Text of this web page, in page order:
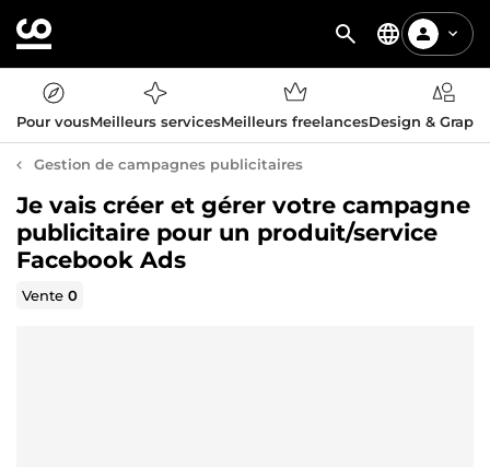
Pour vousMeilleurs servicesMeilleurs freelancesDesign &
Gestion de campagnes publicitaires
Je vais créer et gérer votre campagne
publicitaire pour un produit/service
Facebook Ads
Vente0